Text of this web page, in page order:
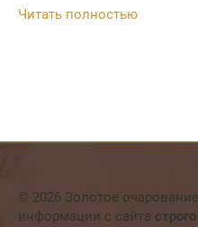
Читать полностью
© 2026 Золотое
информации с сайта